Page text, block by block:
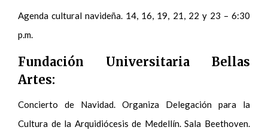
Agenda cultural navideña. 14, 16, 19, 21, 22 y 23 – 6:30
p.m.
Fundación Universitaria Bellas
Artes:
Concierto de Navidad. Organiza Delegación para la
Cultura de la Arquidiócesis de Medellín. Sala Beethoven.